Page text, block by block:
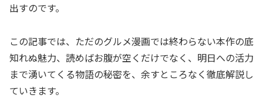
出すのです。
この記事では、ただのグルメ漫画では終わらない本作の底
知れぬ魅力、読めばお腹が空くだけでなく、明日への活力
まで湧いてくる物語の秘密を、余すところなく徹底解説し
ていきます。